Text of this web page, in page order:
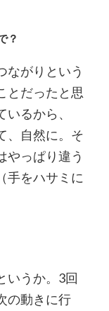
？
ながりという
とだったと思
るから、
、自然に。そ
やっぱり違う
手をハサミに
いうか。3回
の動きに行